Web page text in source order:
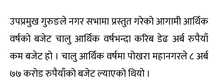
उपप्रमुख गुरुङले नगर सभामा प्रस्तुत गरेको आगामी आर्थिक
वर्षको बजेट चालु आर्थिक वर्षभन्दा करिब डेढ अर्ब रुपैयाँ
कम बजेट हो । चालु आर्थिक वर्षमा पोखरा महानगरले ८ अर्ब
७७ करोड रुपैयाँको बजेट ल्याएको थियो ।